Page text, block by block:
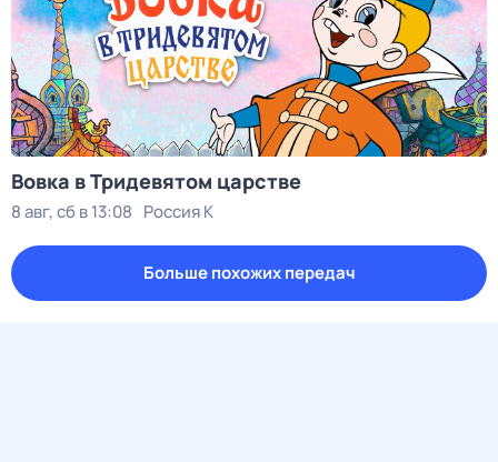
Вовка в Тридевятом царстве
8 авг, сб в 13:08 Россия К
Больше похожих передач